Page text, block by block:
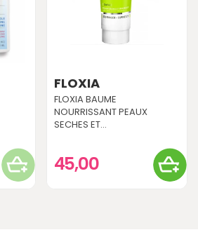
FLOXIA
FLOXIA BAUME
NOURRISSANT PEAUX
SECHES ET...
45,00